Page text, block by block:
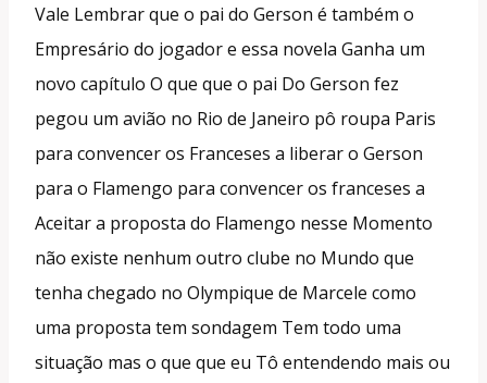
Vale Lembrar que o pai do Gerson é também o
Empresário do jogador e essa novela Ganha um
novo capítulo O que que o pai Do Gerson fez
pegou um avião no Rio de Janeiro pô roupa Paris
para convencer os Franceses a liberar o Gerson
para o Flamengo para convencer os franceses a
Aceitar a proposta do Flamengo nesse Momento
não existe nenhum outro clube no Mundo que
tenha chegado no Olympique de Marcele como
uma proposta tem sondagem Tem todo uma
situação mas o que que eu Tô entendendo mais ou